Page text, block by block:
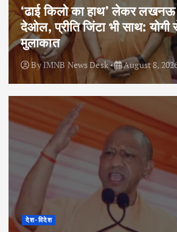
‘ढाई किलो का हाथ’ लेकर
देओल, प्रीति जिंटा भी साथ:
मुलाकात
ByIMNB News Desk August 8,
देश-विदेश